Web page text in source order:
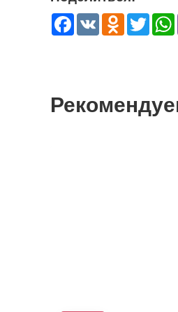
Facebook
VK Twitter